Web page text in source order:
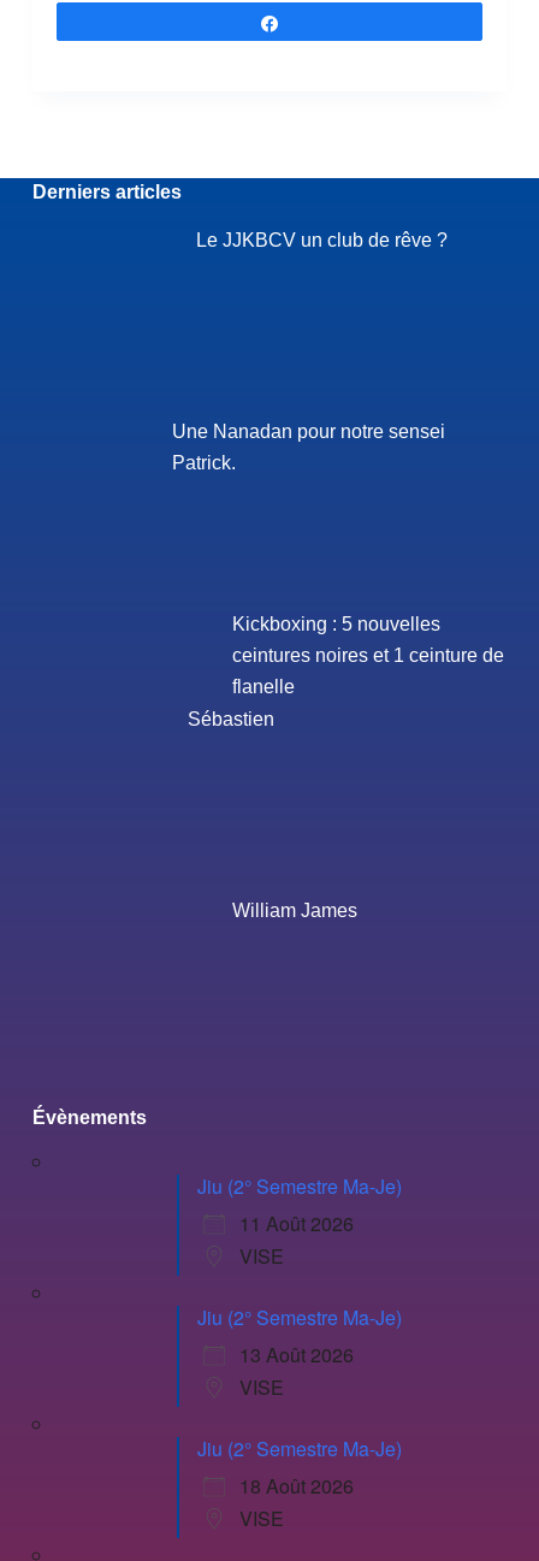
Derniers articles
Le JJKBCV un club de rêve ?
Une Nanadan pour notre sensei
Patrick.
Kickboxing : 5 nouvelles
ceintures noires et 1 ceinture de
flanelle
Sébastien
William James
Évènements
Jiu (2° Semestre Ma-Je)
11 Août 2026
VISE
Jiu (2° Semestre Ma-Je)
13 Août 2026
VISE
Jiu (2° Semestre Ma-Je)
18 Août 2026
VISE